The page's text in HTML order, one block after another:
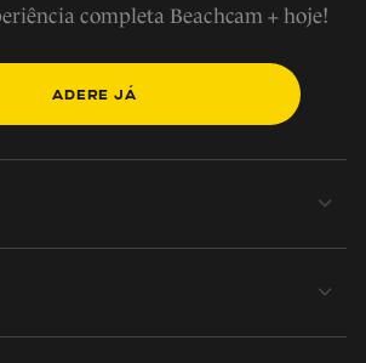
completa Beachcam + hoje!
ADERE JÁ